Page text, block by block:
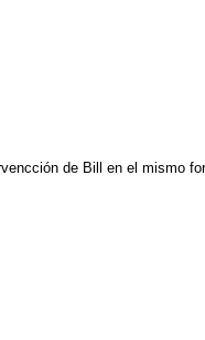
de Bill en el mismo